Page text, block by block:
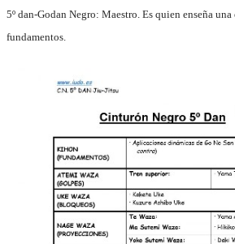
5º dan-Godan Negro: Maestro. Es quien enseña
fundamentos.